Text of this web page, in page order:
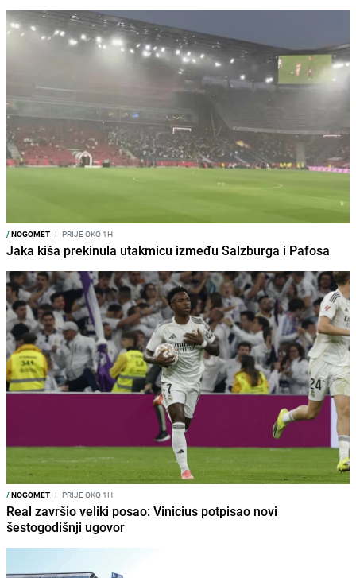
/NOGOMET I PRIJE OKO 1H
Jaka kiša prekinula utakmicu između Salzburga i Pafosa
/NOGOMET I PRIJE OKO 1H
Real završio veliki posao: Vinicius potpisao novi
šestogodišnji ugovor